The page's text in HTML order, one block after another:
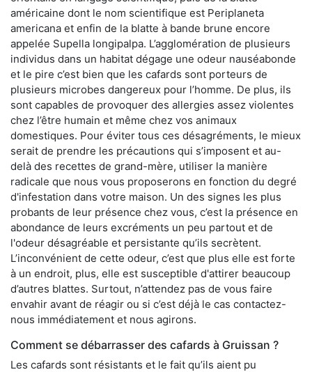
américaine dont le nom scientifique est Periplaneta
americana et enfin de la blatte à bande brune encore
appelée Supella longipalpa. L’agglomération de plusieurs
individus dans un habitat dégage une odeur nauséabonde
et le pire c’est bien que les cafards sont porteurs de
plusieurs microbes dangereux pour l’homme. De plus, ils
sont capables de provoquer des allergies assez violentes
chez l’être humain et même chez vos animaux
domestiques. Pour éviter tous ces désagréments, le mieux
serait de prendre les précautions qui s’imposent et au-
delà des recettes de grand-mère, utiliser la manière
radicale que nous vous proposerons en fonction du degré
d'infestation dans votre maison. Un des signes les plus
probants de leur présence chez vous, c’est la présence en
abondance de leurs excréments un peu partout et de
l'odeur désagréable et persistante qu’ils secrètent.
L’inconvénient de cette odeur, c’est que plus elle est forte
à un endroit, plus, elle est susceptible d'attirer beaucoup
d’autres blattes. Surtout, n’attendez pas de vous faire
envahir avant de réagir ou si c’est déjà le cas contactez-
nous immédiatement et nous agirons.
Comment se débarrasser des cafards à Gruissan ?
Les cafards sont résistants et le fait qu’ils aient pu